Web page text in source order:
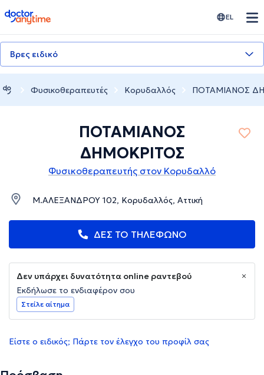
doctoranytime EL
Βρες ειδικό
Φυσικοθεραπευτές Κορυδαλλός ΠΟΤΑΜΙΑΝΟΣ
ΠΟΤΑΜΙΑΝΟΣ
ΔΗΜΟΚΡΙΤΟΣ
Φυσικοθεραπευτής στον Κορυδαλλό
Μ.ΑΛΕΞΑΝΔΡΟΥ 102, Κορυδαλλός, Αττική
ΔΕΣ ΤΟ ΤΗΛΕΦΩΝΟ
Δεν υπάρχει δυνατότητα online ραντεβού
Εκδήλωσε το ενδιαφέρον σου
Στείλε αίτημα
Είστε ο ειδικός; Πάρτε τον έλεγχο του προφίλ σας